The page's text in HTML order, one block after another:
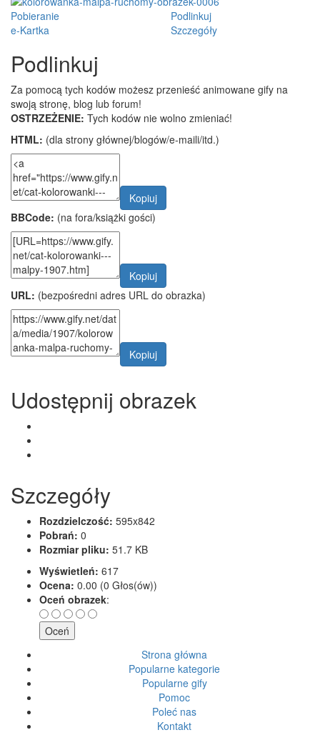
Pobieranie
Podlinkuj
e-Kartka
Szczegóły
Podlinkuj
Za pomocą tych kodów możesz przenieść animowane gify na
swoją stronę, blog lub forum!
OSTRZEŻENIE: Tych kodów nie wolno zmieniać!
HTML: (dla strony głównej/blogów/e-maili/itd.)
Kopiuj
BBCode: (na fora/książki gości)
Kopiuj
URL: (bezpośredni adres URL do obrazka)
Kopiuj
Udostępnij obrazek
Szczegóły
Rozdzielczość: 595x842
Pobrań: 0
Rozmiar pliku: 51.7 KB
Wyświetleń: 617
Ocena: 0.00 (0 Głos(ów))
Oceń obrazek:
Strona główna
Popularne kategorie
Popularne gify
Pomoc
Poleć nas
Kontakt